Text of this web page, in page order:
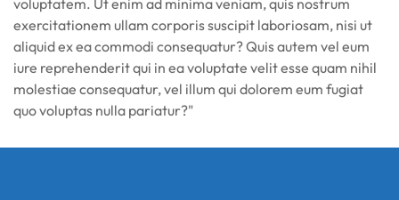
exercitationem ullam corporis suscipit laboriosam, nisi ut
aliquid ex ea commodi consequatur? Quis autem vel eum
iure reprehenderit qui in ea voluptate velit esse quam nihil
molestiae consequatur, vel illum qui dolorem eum fugiat
quo voluptas nulla pariatur?"